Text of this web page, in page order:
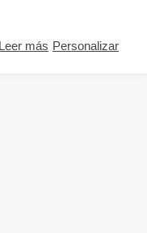
Leer más Personalizar